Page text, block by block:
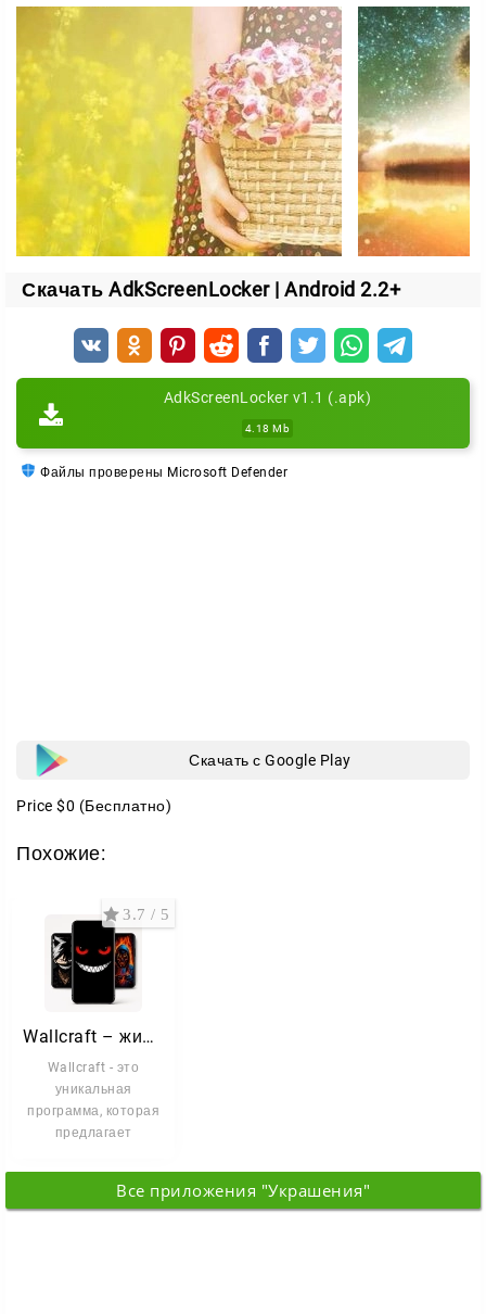
Меняйте фон под настроение
Надоела одна анимация — зашли в настройки и
поставили другую. Можно подбирать обои под
сезон, цвет интерфейса или просто настроение дня.
AdkScreenLocker превращает экран блокировки из
скучной заставки в живую деталь телефона.
Поставил, выбрал, скачал — и смартфон уже
выглядит иначе.
Скачать AdkScreenLocker | Android 2.2+
AdkScreenLocker v1.1 (.apk)
4.18 Mb
Файлы проверены Microsoft Defender
Скачать с Google Play
Price $0 (Бесплатно)
Похожие:
Wallcraft – живые обои HD
Wallcraft - это
уникальная
программа, которая
предлагает
для вашего
устройства.
3.7 / 5
Все приложения "Украшения"